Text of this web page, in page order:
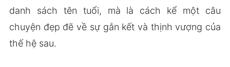
danh sách tên tuổi, mà là cách kể một câu
chuyện đẹp đẽ về sự gắn kết và thịnh vượng của
thế hệ sau.